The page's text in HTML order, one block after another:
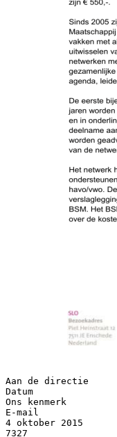
Aan de directie
Datum
Ons kenmerk
E-mail
4 oktober 2015